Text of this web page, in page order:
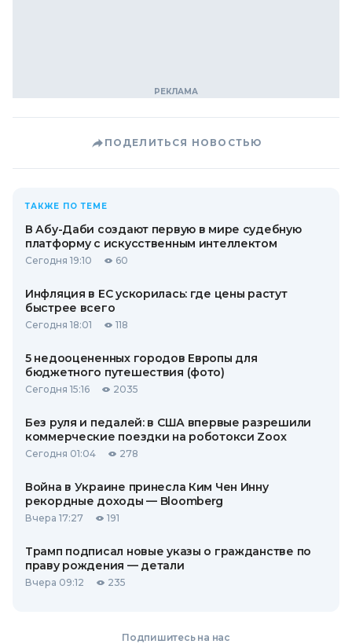
ПОДЕЛИТЬСЯ НОВОСТЬЮ
ТАКЖЕ ПО ТЕМЕ
В Абу-Даби создают первую в мире судебную
платформу с искусственным интеллектом
Сегодня 19:10 60
Инфляция в ЕС ускорилась: где цены растут
быстрее всего
Сегодня 18:01 118
5 недооцененных городов Европы для
бюджетного путешествия (фото)
Сегодня 15:16 2035
Без руля и педалей: в США впервые разрешили
коммерческие поездки на роботокси Zoox
Сегодня 01:04 278
Война в Украине принесла Ким Чен Инну
рекордные доходы — Bloomberg
Вчера 17:27 191
Трамп подписал новые указы о гражданстве по
праву рождения — детали
Вчера 09:12 235
Подпишитесь на нас